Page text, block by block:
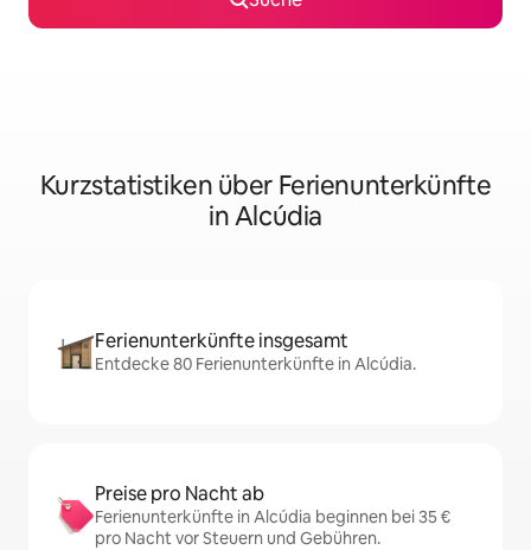
Kurzstatistiken über Ferienunterkünfte
in Alcúdia
Ferienunterkünfte insgesamt
Entdecke 80 Ferienunterkünfte in Alcúdia.
Preise pro Nacht ab
Ferienunterkünfte in Alcúdia beginnen bei 35 €
pro Nacht vor Steuern und Gebühren.